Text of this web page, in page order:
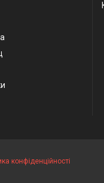
конфіденційності